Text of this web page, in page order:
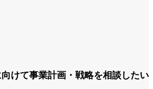
けて事業計画・戦略を相談したい